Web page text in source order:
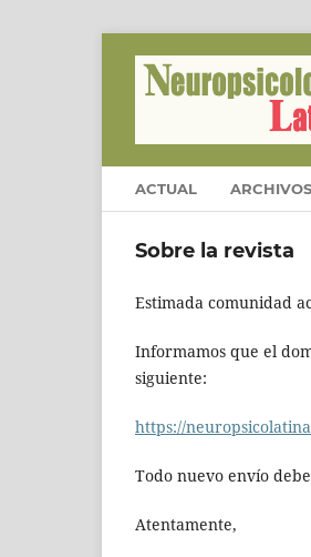
ACTUAL ARCHIVOS
Sobre la revista
Estimada comunidad
Informamos que el
siguiente:
https://
Todo nuevo envío
Atentamente,